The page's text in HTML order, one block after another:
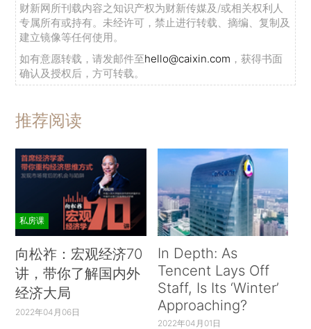
财新网所刊载内容之知识产权为财新传媒及/或相关权利人
专属所有或持有。未经许可，禁止进行转载、摘编、复制及
建立镜像等任何使用。
如有意愿转载，请发邮件至hello@caixin.com ，获得书面
确认及授权后，方可转载。
推荐阅读
私房课
向松祚：宏观经济70
讲，带你了解国内外
经济大局
2022年04月06日
In Depth: As
Tencent Lays Off
Staff, Is Its ‘Winter’
Approaching?
2022年04月01日